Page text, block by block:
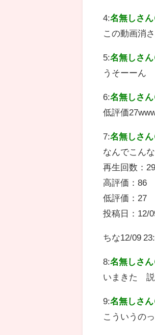
4:名無しさ
この動画消
5:名無しさ
うそーーん
6:名無しさ
低評価
7:名無しさ
なんでこん
再生回数：
高評価：86
低評価：27
投稿日：12/
ちな12/09
8:名無しさ
いまきた 説
9:名無しさ
こういうの